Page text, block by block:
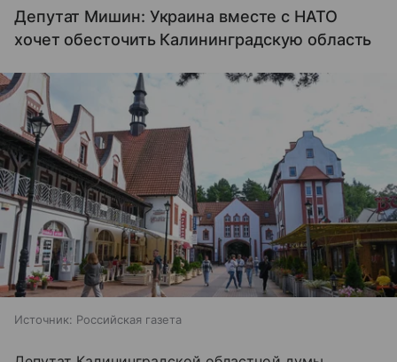
Депутат Мишин: Украина вместе с НАТО
хочет обесточить Калининградскую область
Источник: Российская газета